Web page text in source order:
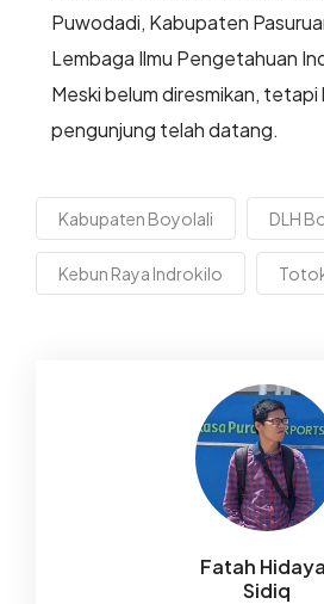
Puwodadi, Kabupaten
Lembaga Ilmu Pengetahuan
Meski belum diresmikan, tetapi
pengunjung telah datang.
Kabupaten Boyolali DLH
Kebun Raya Indrokilo
Fatah
Sidiq